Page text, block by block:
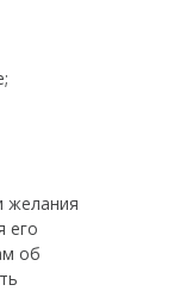
желания
его
об